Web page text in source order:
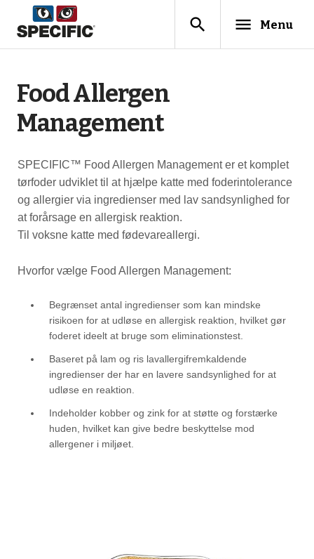
search menu Menu
Food Allergen
Management
SPECIFIC™ Food Allergen Management er et komplet
tørfoder udviklet til at hjælpe katte med foderintolerance
og allergier via ingredienser med lav sandsynlighed for
at forårsage en allergisk reaktion.
Til voksne katte med fødevareallergi.
Hvorfor vælge Food Allergen Management:
Begrænset antal ingredienser som kan mindske
risikoen for at udløse en allergisk reaktion, hvilket gør
foderet ideelt at bruge som eliminationstest.
Baseret på lam og ris lavallergifremkaldende
ingredienser der har en lavere sandsynlighed for at
udløse en reaktion.
Indeholder kobber og zink for at støtte og forstærke
huden, hvilket kan give bedre beskyttelse mod
allergener i miljøet.